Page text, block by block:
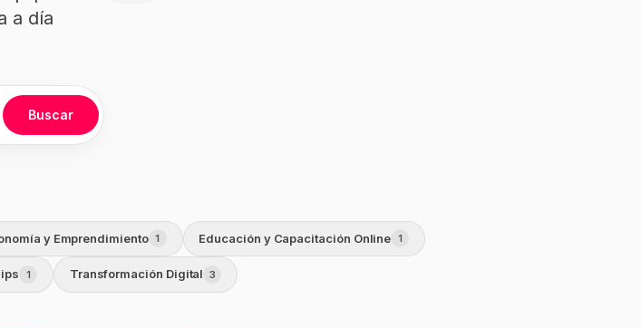
a día
Buscar
y Emprendimiento 1 Educación y Capacitación Online 1
1 Transformación Digital 3